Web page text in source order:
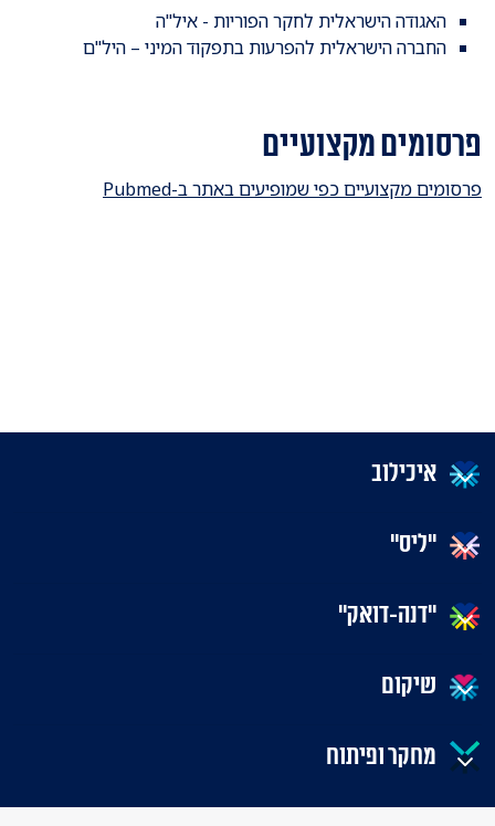
האגודה הישראלית לחקר הפוריות - איל"ה
החברה הישראלית להפרעות בתפקוד המיני – היל"ם
פרסומים מקצועיים
פרסומים מקצועיים כפי שמופיעים באתר ב-Pubmed
איכילוב
"ליס"
"דנה-דואק"
שיקום
מחקר ופיתוח